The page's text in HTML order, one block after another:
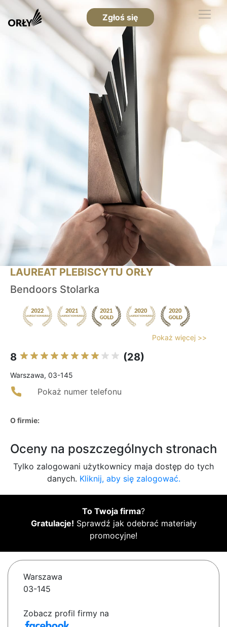
Zgłoś się
LAUREAT PLEBISCYTU ORŁY
Bendoors Stolarka
Pokaż więcej >>
8 (28)
Warszawa, 03-145
Pokaż numer telefonu
O firmie:
Oceny na poszczególnych stronach
Tylko zalogowani użytkownicy maja dostęp do tych
danych. Kliknij, aby się zalogować.
To Twoja firma?
Gratulacje! Sprawdź jak odebrać materiały
promocyjne!
Warszawa
03-145
Zobacz profil firmy na